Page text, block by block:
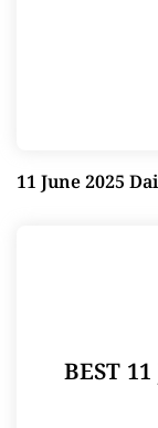
11 June 2025
BEST